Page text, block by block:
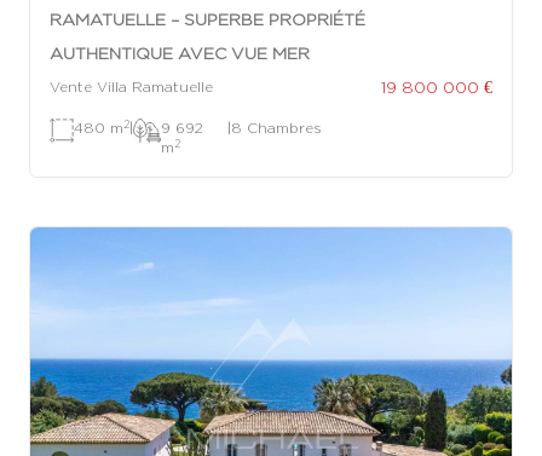
RAMATUELLE – SUPERBE PROPRIÉTÉ
AUTHENTIQUE AVEC VUE MER
Vente Villa Ramatuelle 19 800 000 €
480 m 2|
9 692
m 2
|8 Chambres